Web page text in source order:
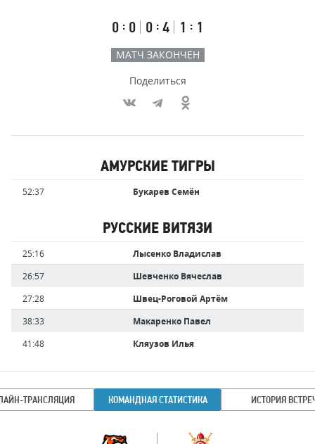
Первый
тайм
0 : 0
Второй
тайм
0 : 4
Третий
тайм
1 : 1
МАТЧ ЗАКОНЧЕН
Поделиться
забившие
АМУРСКИЕ ТИГРЫ
Время Имя
52:37 Букарев Семён
РУССКИЕ ВИТЯЗИ
Время Имя
игрока
25:16
Лысенко Владислав
26:57
Шевченко Вячеслав
27:28
Швец-Роговой Артём
38:33
Макаренко Павел
41:48
Кляузов Илья
ТРАНСЛЯЦИЯ КОМАНДНАЯ СТАТИСТИКА ИСТОРИЯ
Команда